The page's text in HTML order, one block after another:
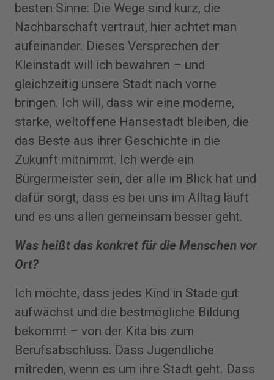
besten Sinne: Die Wege sind kurz, die
Nachbarschaft vertraut, hier achtet man
aufeinander. Dieses Versprechen der
Kleinstadt will ich bewahren – und
gleichzeitig unsere Stadt nach vorne
bringen. Ich will, dass wir eine moderne,
starke, weltoffene Hansestadt bleiben, die
das Beste aus ihrer Geschichte in die
Zukunft mitnimmt. Ich werde ein
Bürgermeister sein, der alle im Blick hat und
dafür sorgt, dass es bei uns im Alltag läuft
und es uns allen gemeinsam besser geht.
Was heißt das konkret für die Menschen vor
Ort?
Ich möchte, dass jedes Kind in Stade gut
aufwächst und die bestmögliche Bildung
bekommt – von der Kita bis zum
Berufsabschluss. Dass Jugendliche
mitreden, wenn es um ihre Stadt geht. Dass